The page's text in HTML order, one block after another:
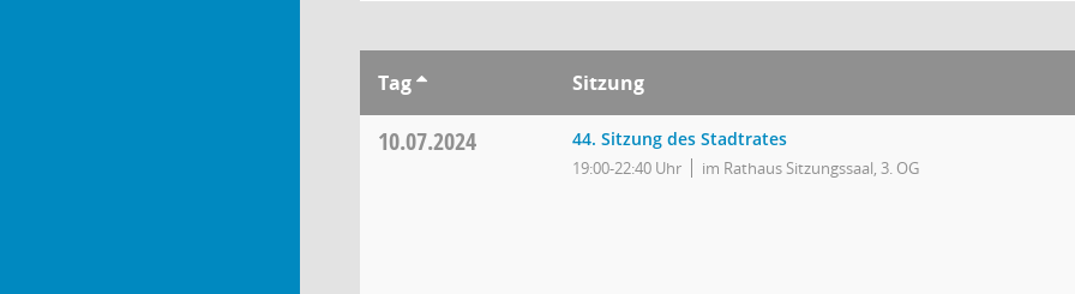
Tag Sitzung
10.07.2024 44. Sitzung des Stadtrates
19:00-22:40 Uhr im Rathaus Sitzungssaal, 3. OG